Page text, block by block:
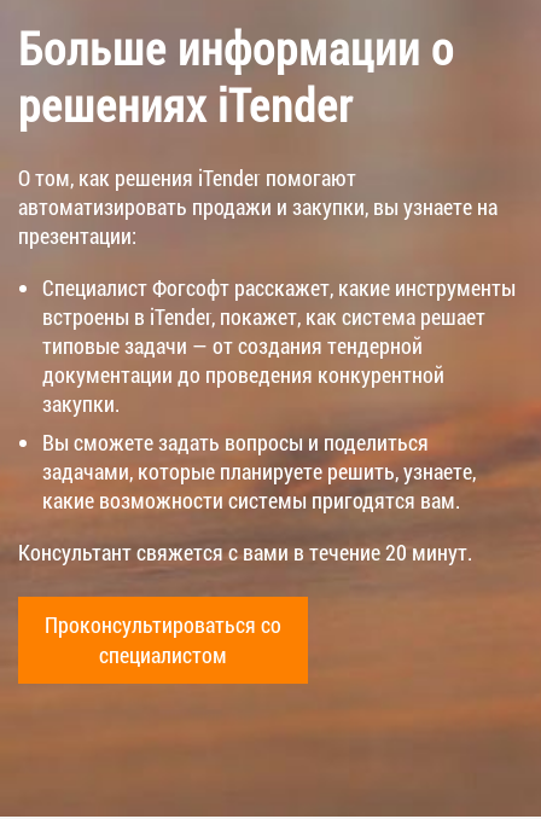
Больше информации о
решениях iTender
О том, как решения iTender помогают
автоматизировать продажи и закупки, вы узнаете на
презентации:
Специалист Фогсофт расскажет, какие инструменты
встроены в iTender, покажет, как система решает
типовые задачи — от создания тендерной
документации до проведения конкурентной
закупки.
Вы сможете задать вопросы и поделиться
задачами, которые планируете решить, узнаете,
какие возможности системы пригодятся вам.
Консультант свяжется с вами в течение 20 минут.
Проконсультироваться со
специалистом